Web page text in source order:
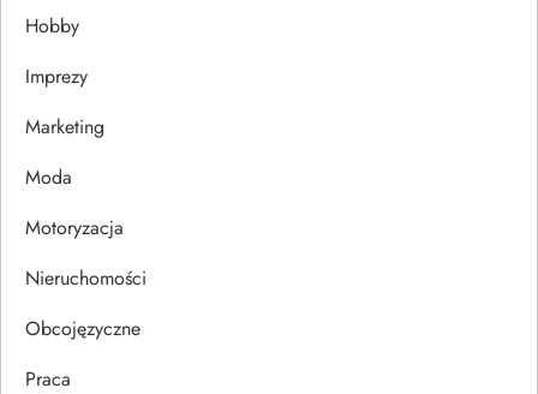
a
w
p
u
Hobby
Imprezy
Marketing
Moda
Motoryzacja
Nieruchomości
Obcojęzyczne
Praca